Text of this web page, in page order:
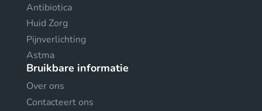
Antibiotica
Huid Zorg
Pijnverlichting
Astma
Bruikbare informatie
Over ons
Contacteert ons